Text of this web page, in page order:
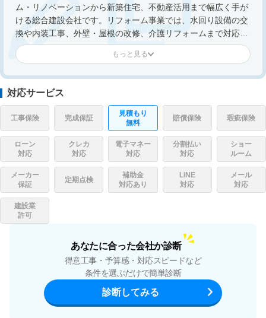
ム・リノベーションから新築住宅、不動産活用まで幅広く手が
ける総合建設会社です。リフォーム事業では、水回り設備の交
換や内装工事、外壁・屋根の改修、介護リフォームまで対応
し、住まいの快適性と機能性を高める提案を行っています。特
にリノベーションに強みを持ち、中古住宅の再生や間取り変更
一貫して担当し、住まいの状態やライフスタイルに合わせた最
適なプランを提案しています。長年培った建築ノウハウと豊富
な施工実績を活かし、住まいに新たな価値を生み出すリフォー
ムを提供している会社です。
対応サービス
工事保険 完成保証
見積もり
無料
賠償保険 瑕疵保険
ローン
対応
クレカ
対応
電子マネー
対応
分割払い
対応
ショー
ルーム
メーカー
保証
定期点検
補助金
対応あり
LINE
対応
メール
対応
建設業
許可
あなたに合った会社か診断
得意工事・予算感・対応スピードなど
条件を選ぶだけで簡単診断
診断してみる